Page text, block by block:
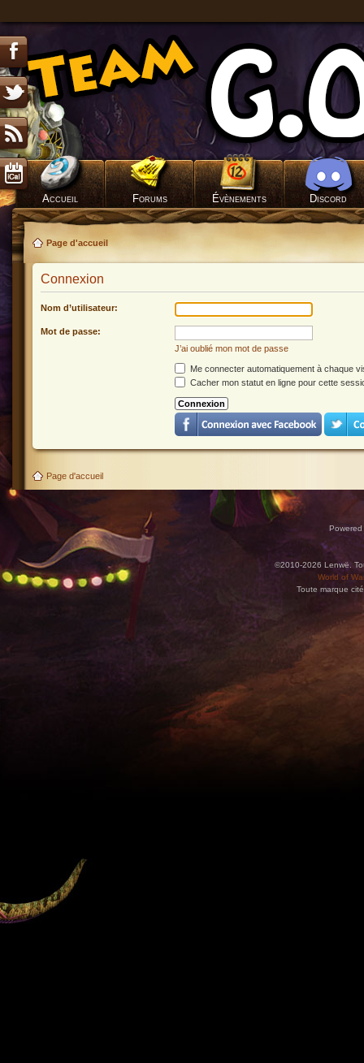
Accueil Forums Évènements Discord
Page d'accueil
Connexion
Nom d’utilisateur:
Mot de passe:
J’ai oublié mon mot de passe
Me connecter automatiquement à chaque
Cacher mon statut en ligne pour cette
Page d'accueil
©2010-2026 Lenwë.
World of
Toute marque
Utilisez l'adresse suivante pour accéder au calendrier des évènements depuis d'autres